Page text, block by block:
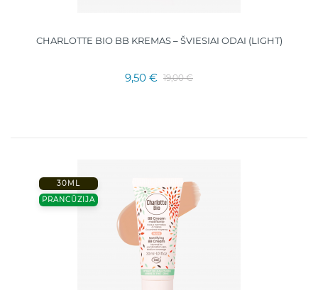
CHARLOTTE BIO BB KREMAS – ŠVIESIAI ODAI (LIGHT)
9,50 € 19,00 €
30ML
PRANCŪZIJA